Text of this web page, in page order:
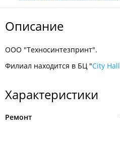
Описание
ООО "Техносинтезпринт".
Филиал находится в БЦ "City Hall
Характеристики
Ремонт